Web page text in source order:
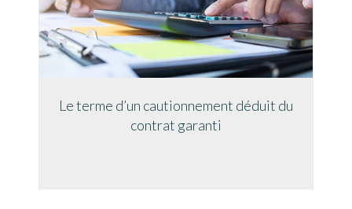
Le terme d’un cautionnement déduit du
contrat garanti